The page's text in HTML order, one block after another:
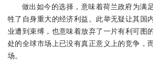
做出如今的选择，意味着荷兰政府为满
牲了自身重大的经济利益。此举无疑让其国
业遭到束缚，也意味着放弃了一片有利可图
处的全球市场上已没有真正意义上的竞争，
场。